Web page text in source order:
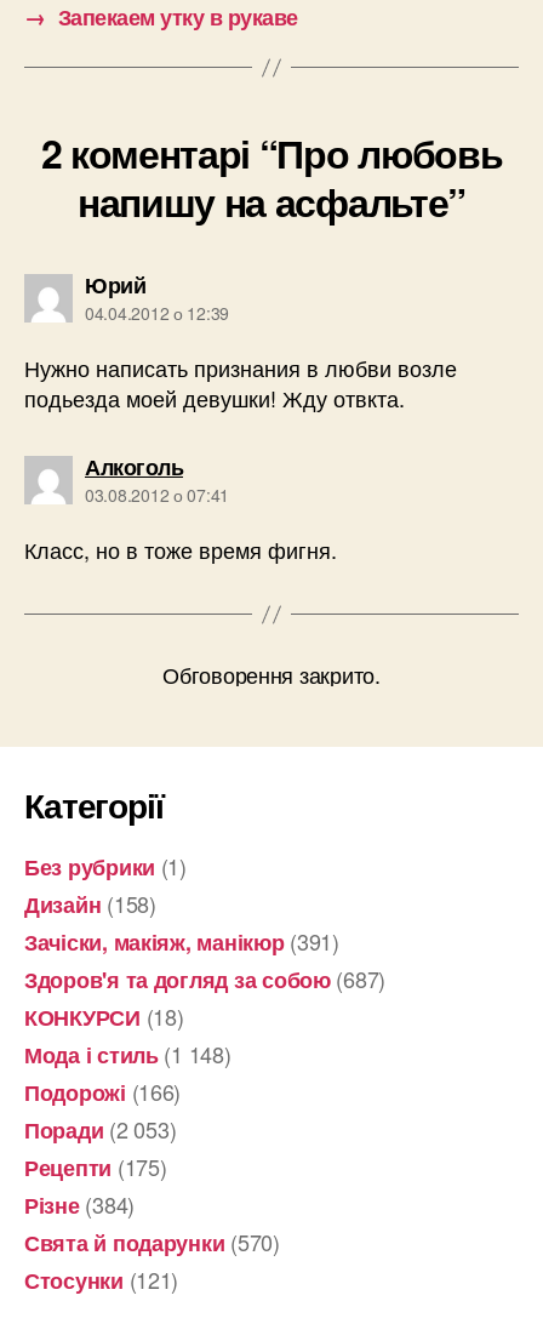
→ Запекаем утку в рукаве
2 коментарі “Про любовь
напишу на асфальте”
Юрийговорить:
04.04.2012 о 12:39
Нужно написать признания в любви возле
подьезда моей девушки! Жду отвкта.
Алкогольговорить:
03.08.2012 о 07:41
Класс, но в тоже время фигня.
Обговорення закрито.
Категорії
Без рубрики (1)
Дизайн (158)
Зачіски, макіяж, манікюр(391)
Здоров'я та догляд за собою(687)
КОНКУРСИ (18)
Мода і стиль(1 148)
Подорожі (166)
Поради (2 053)
Рецепти (175)
Різне(384)
Свята й подарунки (570)
Стосунки (121)